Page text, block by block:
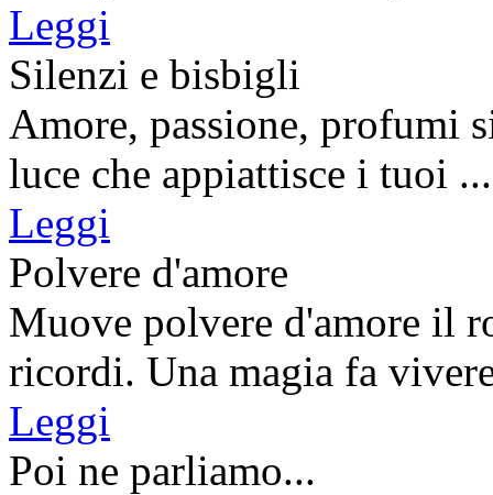
Leggi
Silenzi e bisbigli
Amore, passione, profumi
luce che appiattisce i tuoi ...
Leggi
Polvere d'amore
Muove polvere d'amore il
ricordi. Una magia fa
Leggi
Poi ne parliamo...